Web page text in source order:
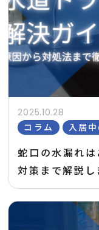
2025.10.28
コラム
入居
蛇口の水漏れ
対策まで解説し